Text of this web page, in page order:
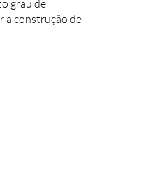
grau de
a construção de